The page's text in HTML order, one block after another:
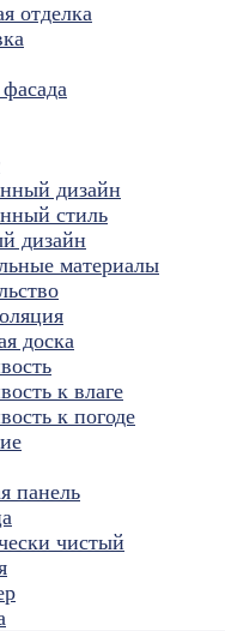
отделка
дизайн
стиль
дизайн
материалы
доска
к влаге
к погоде
панель
чистый